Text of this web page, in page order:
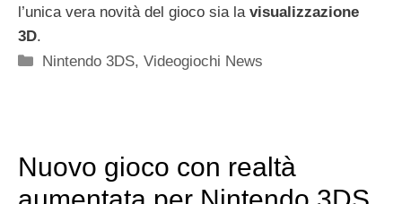
l’unica vera novità del gioco sia la visualizzazione
3D.
Categorie
Nintendo 3DS,Videogiochi News
Nuovo gioco con realtà